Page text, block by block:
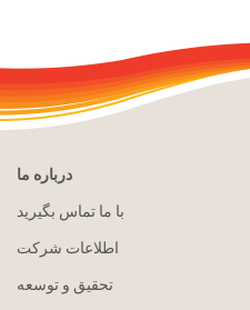
درباره ما
با ما تماس بگیرید
اطلاعات شرکت
تحقیق و توسعه